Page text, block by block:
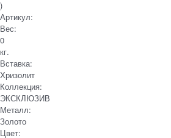
)
Артикул:
Вес:
0
кг.
Вставка:
Хризолит
Коллекция:
ЭКСКЛЮЗИВ
Металл:
Золото
Цвет: